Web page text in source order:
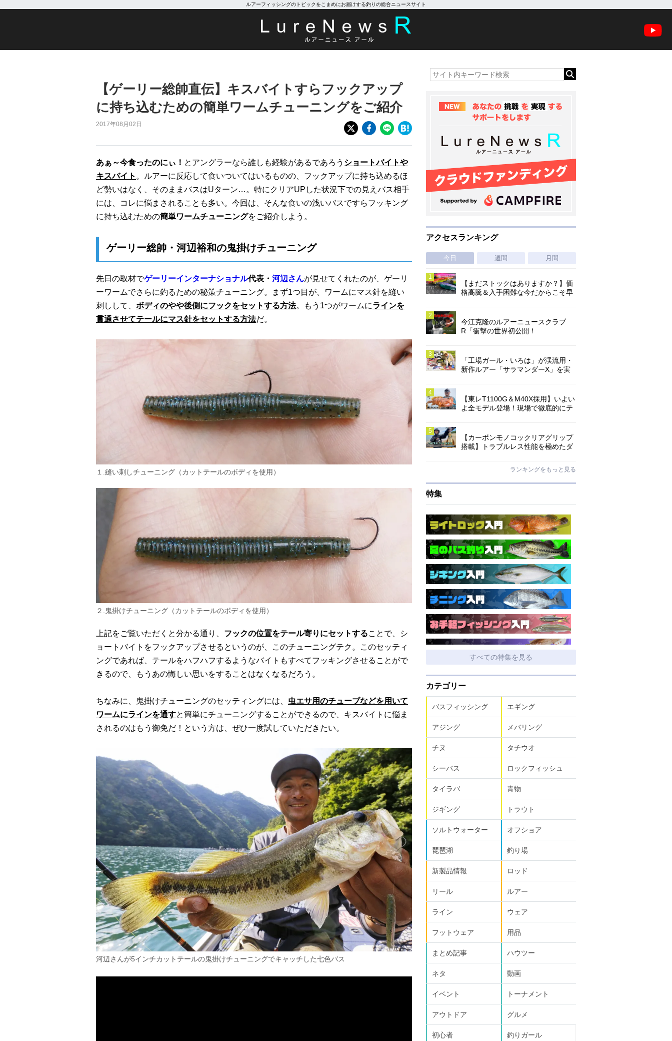
ルアーフィッシングのトピックをこまめにお届けする釣りの総合ニュースサイト
【ゲーリー総帥直伝】キスバイトすらフックアップ
に持ち込むための簡単ワームチューニングをご紹介
2017年08月02日
あぁ～今食ったのにぃ！ とアングラーなら誰しも経験があるであろう ショートバイトや
キスバイト 。ルアーに反応して食いついてはいるものの、フックアップに持ち込めるほ
ど勢いはなく、そのままバスはUターン…。特にクリアUPした状況下での見えバス相手
には、コレに悩まされることも多い。今回は、そんな食いの浅いバスですらフッキング
に持ち込むための簡単ワームチューニングをご紹介しよう。
ゲーリー総帥・河辺裕和の鬼掛けチューニング
先日の取材でゲーリーインターナショナル代表・ 河辺さんが見せてくれたのが、ゲーリ
ーワームでさらに釣るための秘策チューニング。まず1つ目が、ワームにマス針を縫い
刺しして、 ボディのやや後側にフックをセットする方法。もう1つがワームにラインを
貫通させてテールにマス針をセットする方法だ。
１.縫い刺しチューニング（カットテールのボディを使用）
２.鬼掛けチューニング（カットテールのボディを使用）
上記をご覧いただくと分かる通り、 フックの位置をテール寄りにセットすることで、シ
ョートバイトをフックアップさせるというのが、このチューニングテク。このセッティ
ングであれば、テールをハフハフするようなバイトもすべてフッキングさせることがで
きるので、もうあの悔しい思いをすることはなくなるだろう。
ちなみに、鬼掛けチューニングのセッティングには、 虫エサ用のチューブなどを用いて
ワームにラインを通すと簡単にチューニングすることができるので、キスバイトに悩ま
されるのはもう御免だ！という方は、ぜひ一度試していただきたい。
河辺さんが5インチカットテールの鬼掛けチューニングでキャッチした七色バス
アクセスランキング
今日 週間 月間
【まだストックはありますか？】価
格高騰＆入手困難な今だからこそ早
今江克隆のルアーニュースクラブ
R「衝撃の世界初公開！
「工場ガール・いろは」が渓流用・
新作ルアー「サラマンダーX」を実
【東レT1100G＆M40X採用】いよい
よ全モデル登場！現場で徹底的にテ
【カーボンモノコックリアグリップ
搭載】トラブルレス性能を極めたダ
ランキングをもっと見る
特集
すべての特集を見る
カテゴリー
バスフィッシング エギング
アジング メバリング
チヌ タチウオ
シーバス ロックフィッシュ
タイラバ 青物
ジギング トラウト
ソルトウォーター オフショア
琵琶湖 釣り場
新製品情報 ロッド
リール ルアー
ライン ウェア
フットウェア 用品
まとめ記事 ハウツー
ネタ 動画
イベント トーナメント
アウトドア グルメ
初心者 釣りガール